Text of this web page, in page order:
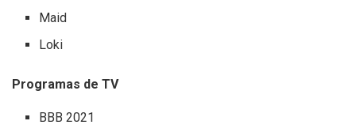
Maid
Loki
Programas de TV
BBB 2021